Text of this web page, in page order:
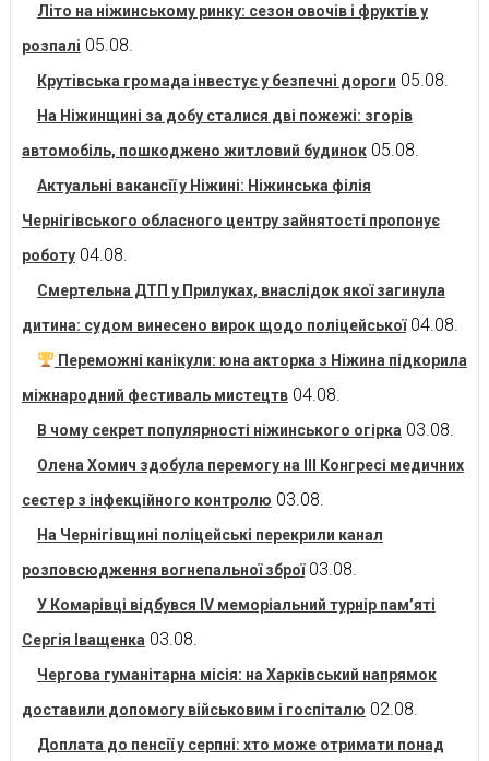
Літо на ніжинському ринку: сезон овочів і фруктів у
розпалі 05.08.
Крутівська громада інвестує у безпечні дороги 05.08.
На Ніжинщині за добу сталися дві пожежі: згорів
автомобіль, пошкоджено житловий будинок 05.08.
Актуальні вакансії у Ніжині: Ніжинська філія
Чернігівського обласного центру зайнятості пропонує
роботу 04.08.
Смертельна ДТП у Прилуках, внаслідок якої загинула
дитина: судом винесено вирок щодо поліцейської 04.08.
Переможні канікули: юна акторка з Ніжина підкорила
міжнародний фестиваль мистецтв 04.08.
В чому секрет популярності ніжинського огірка 03.08.
Олена Хомич здобула перемогу на ІІІ Конгресі медичних
сестер з інфекційного контролю 03.08.
На Чернігівщині поліцейські перекрили канал
розповсюдження вогнепальної зброї 03.08.
У Комарівці відбувся IV меморіальний турнір пам’яті
Сергія Іващенка 03.08.
Чергова гуманітарна місія: на Харківський напрямок
доставили допомогу військовим і госпіталю 02.08.
Доплата до пенсії у серпні: хто може отримати понад